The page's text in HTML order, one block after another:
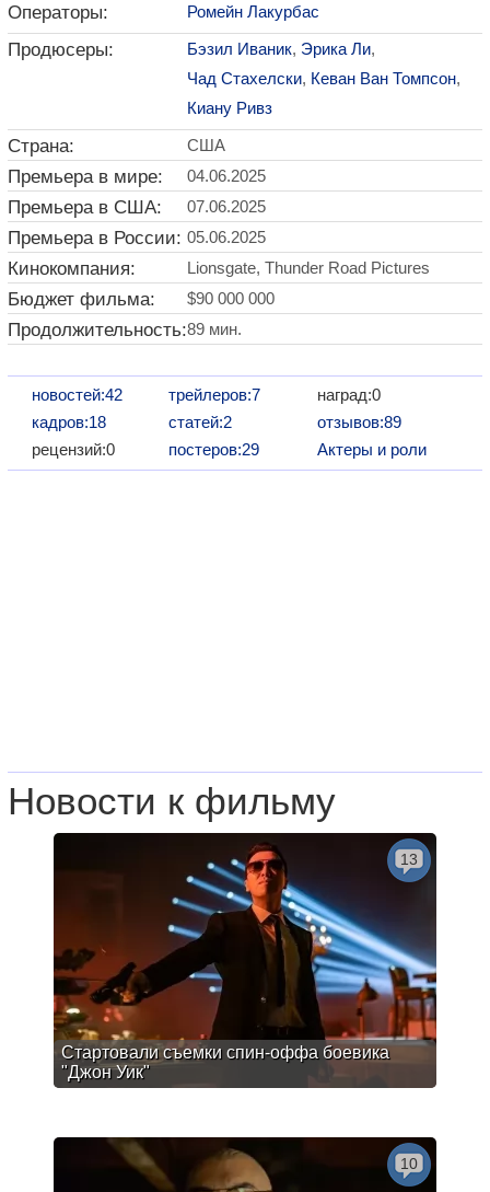
Операторы: Ромейн Лакурбас
Продюсеры: Бэзил Иваник, Эрика Ли,
Чад Стахелски, Кеван Ван Томпсон,
Киану Ривз
Страна: США
Премьера в мире: 04.06.2025
Премьера в США: 07.06.2025
Премьера в России: 05.06.2025
Кинокомпания: Lionsgate, Thunder Road Pictures
Бюджет фильма: $90 000 000
Продолжительность:89 мин.
новостей:42
кадров:18
рецензий:0
трейлеров:7
статей:2
постеров:29
наград:0
отзывов:89
Актеры и роли
Новости к фильму
Стартовали съемки спин-оффа боевика
"Джон Уик"
13
10